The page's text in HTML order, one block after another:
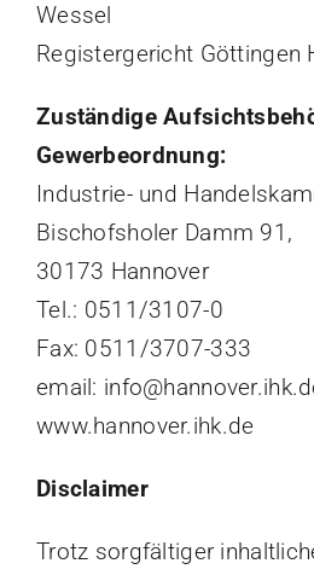
Wessel
Registergericht Göttingen
Zuständige
Gewerbeordnung:
Industrie- und
Bischofsholer Damm 91,
30173 Hannover
Tel.: 0511/3107-0
Fax: 0511/3707-333
email:
www.hannover.ihk.de
Disclaimer
Trotz sorgfältiger